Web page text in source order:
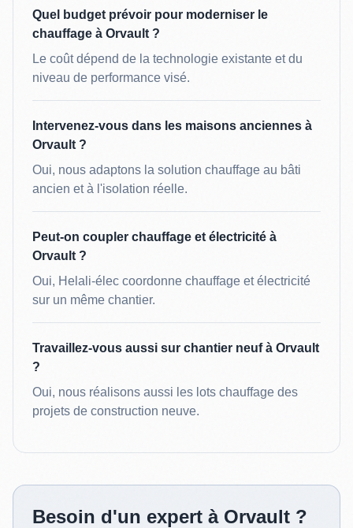
Quel budget prévoir pour moderniser le
chauffage à Orvault ?
Le coût dépend de la technologie existante et du
niveau de performance visé.
Intervenez-vous dans les maisons anciennes à
Orvault ?
Oui, nous adaptons la solution chauffage au bâti
ancien et à l'isolation réelle.
Peut-on coupler chauffage et électricité à
Orvault ?
Oui, Helali-élec coordonne chauffage et électricité
sur un même chantier.
Travaillez-vous aussi sur chantier neuf à Orvault
?
Oui, nous réalisons aussi les lots chauffage des
projets de construction neuve.
Besoin d'un expert à Orvault ?